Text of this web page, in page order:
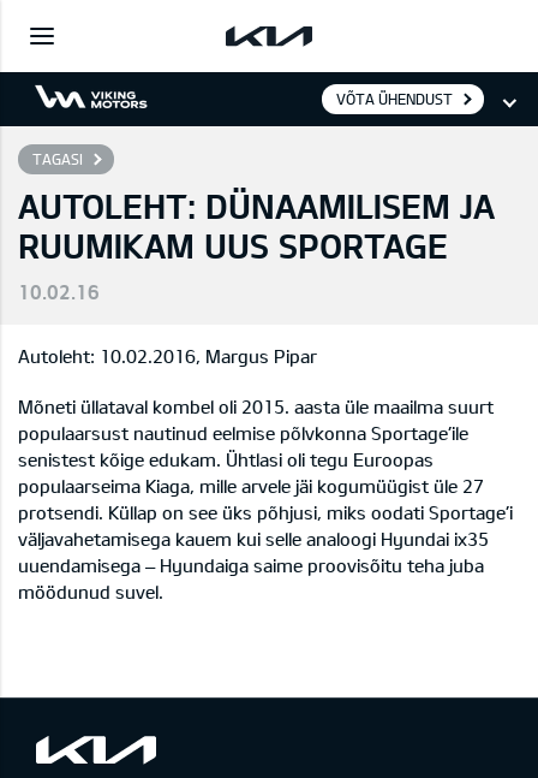
VÕTA ÜHENDUST
TAGASI
AUTOLEHT: DÜNAAMILISEM JA
RUUMIKAM UUS SPORTAGE
10.02.16
Autoleht: 10.02.2016, Margus Pipar
Mõneti üllataval kombel oli 2015. aasta üle maailma suurt
populaarsust nautinud eelmise põlvkonna Sportage’ile
senistest kõige edukam. Ühtlasi oli tegu Euroopas
populaarseima Kiaga, mille arvele jäi kogumüügist üle 27
protsendi. Küllap on see üks põhjusi, miks oodati Sportage’i
väljavahetamisega kauem kui selle analoogi Hyundai ix35
uuendamisega – Hyundaiga saime proovisõitu teha juba
möödunud suvel.